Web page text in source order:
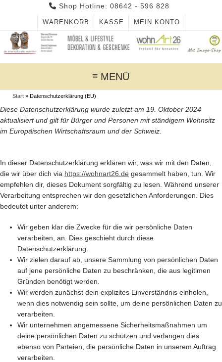
Shop Hotline: 08642 - 596 828
WARENKORB KASSE MEIN KONTO
MENÜ
Start » Datenschutzerklärung (EU)
Diese Datenschutzerklärung wurde zuletzt am 19. Oktober 2024
aktualisiert und gilt für Bürger und Personen mit ständigem Wohnsitz
im Europäischen Wirtschaftsraum und der Schweiz.
In dieser Datenschutzerklärung erklären wir, was wir mit den Daten,
die wir über dich via https://wohnart26.de gesammelt haben, tun. Wir
empfehlen dir, dieses Dokument sorgfältig zu lesen. Während unserer
Verarbeitung entsprechen wir den gesetzlichen Anforderungen. Dies
bedeutet unter anderem:
Wir geben klar die Zwecke für die wir persönliche Daten
verarbeiten, an. Dies geschieht durch diese
Datenschutzerklärung.
Wir zielen darauf ab, unsere Sammlung von persönlichen Daten
auf jene persönliche Daten zu beschränken, die aus legitimen
Gründen benötigt werden.
Wir werden zunächst dein explizites Einverständnis einholen,
wenn dies notwendig sein sollte, um deine persönlichen Daten zu
verarbeiten.
Wir unternehmen angemessene Sicherheitsmaßnahmen um
deine persönlichen Daten zu schützen und verlangen dies
ebenso von Parteien, die persönliche Daten in unserem Auftrag
verarbeiten.